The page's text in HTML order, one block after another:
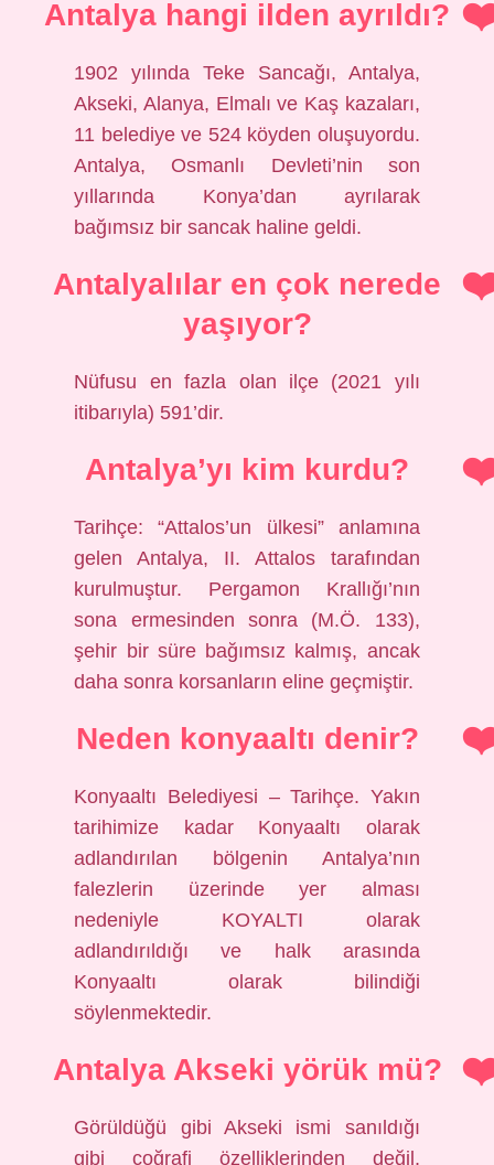
Antalya hangi ilden ayrıldı?
1902 yılında Teke Sancağı, Antalya,
Akseki, Alanya, Elmalı ve Kaş kazaları,
11 belediye ve 524 köyden oluşuyordu.
Antalya, Osmanlı Devleti’nin son
yıllarında Konya’dan ayrılarak
bağımsız bir sancak haline geldi.
Antalyalılar en çok nerede
yaşıyor?
Nüfusu en fazla olan ilçe (2021 yılı
itibarıyla) 591’dir.
Antalya’yı kim kurdu?
Tarihçe: “Attalos’un ülkesi” anlamına
gelen Antalya, II. Attalos tarafından
kurulmuştur. Pergamon Krallığı’nın
sona ermesinden sonra (M.Ö. 133),
şehir bir süre bağımsız kalmış, ancak
daha sonra korsanların eline geçmiştir.
Neden konyaaltı denir?
Konyaaltı Belediyesi – Tarihçe. Yakın
tarihimize kadar Konyaaltı olarak
adlandırılan bölgenin Antalya’nın
falezlerin üzerinde yer alması
nedeniyle KOYALTI olarak
adlandırıldığı ve halk arasında
Konyaaltı olarak bilindiği
söylenmektedir.
Antalya Akseki yörük mü?
Görüldüğü gibi Akseki ismi sanıldığı
gibi coğrafi özelliklerinden değil,